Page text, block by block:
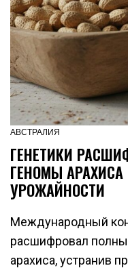
АВСТРАЛИЯ
ГЕНЕТИКИ
ГЕНОМЫ
УРОЖАЙНОСТИ
Международный
расшифровал
арахиса, устранив